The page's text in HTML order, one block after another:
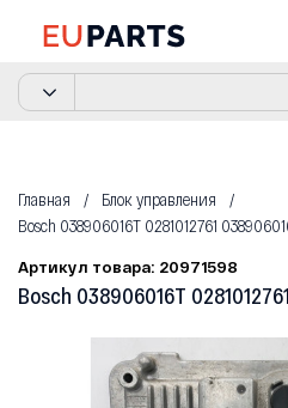
Главная
Блок управления
Bosch 038906016T 0281012761
Артикул товара: 20971598
Bosch 038906016T